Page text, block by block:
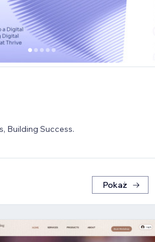
Building Success.
Pokaż